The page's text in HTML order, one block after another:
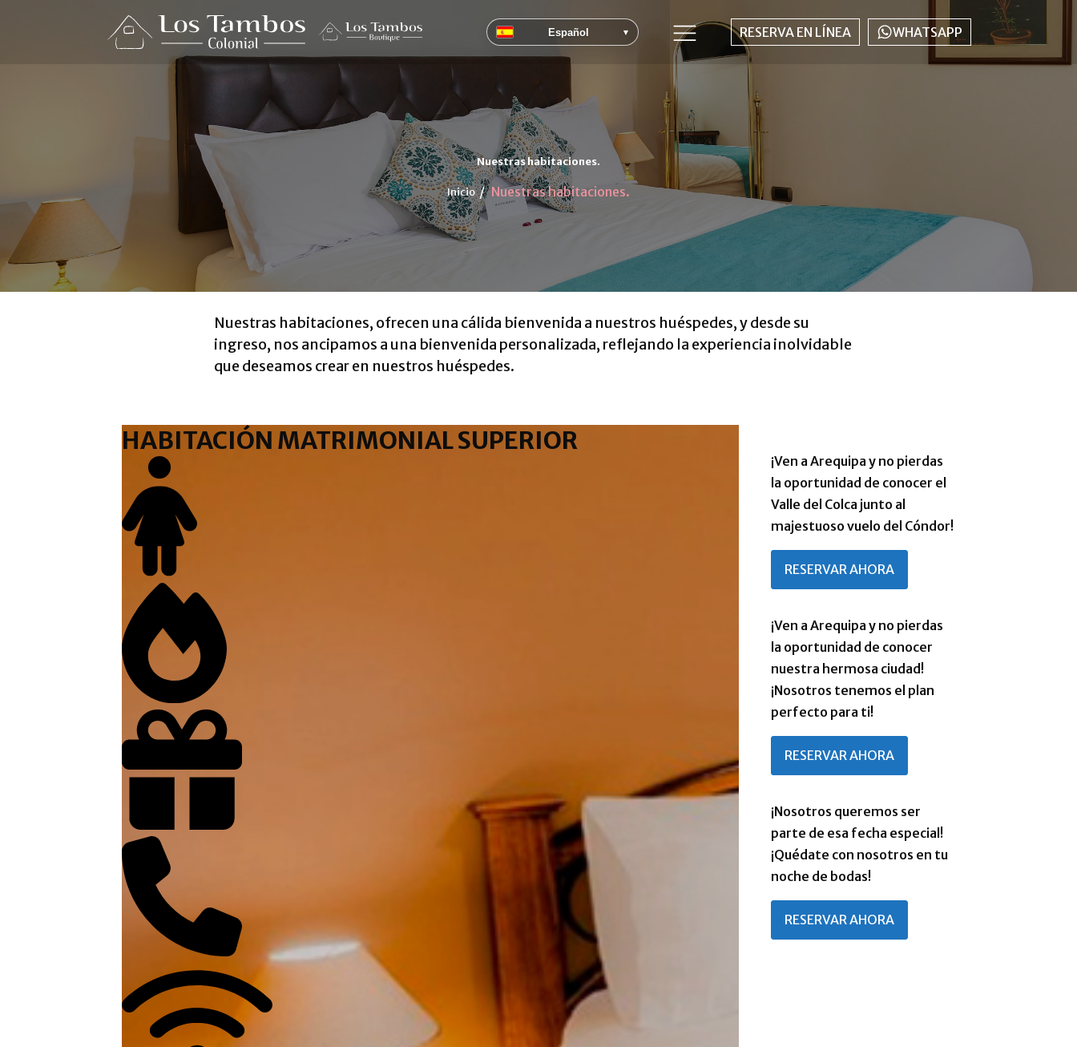
Español ▾ RESERVA EN LÍNEA WHATSAPP
Nuestras habitaciones.
Inicio Nuestras habitaciones.
Nuestras habitaciones, ofrecen una cálida bienvenida a nuestros huéspedes, y desde su
ingreso, nos ancipamos a una bienvenida personalizada, reflejando la experiencia inolvidable
que deseamos crear en nuestros huéspedes.
HABITACIÓN MATRIMONIAL SUPERIOR
¡Ven a Arequipa y no pierdas
la oportunidad de conocer el
Valle del Colca junto al
majestuoso vuelo del Cóndor!
RESERVAR AHORA
¡Ven a Arequipa y no pierdas
la oportunidad de conocer
nuestra hermosa ciudad!
¡Nosotros tenemos el plan
perfecto para ti!
RESERVAR AHORA
¡Nosotros queremos ser
parte de esa fecha especial!
¡Quédate con nosotros en tu
noche de bodas!
RESERVAR AHORA